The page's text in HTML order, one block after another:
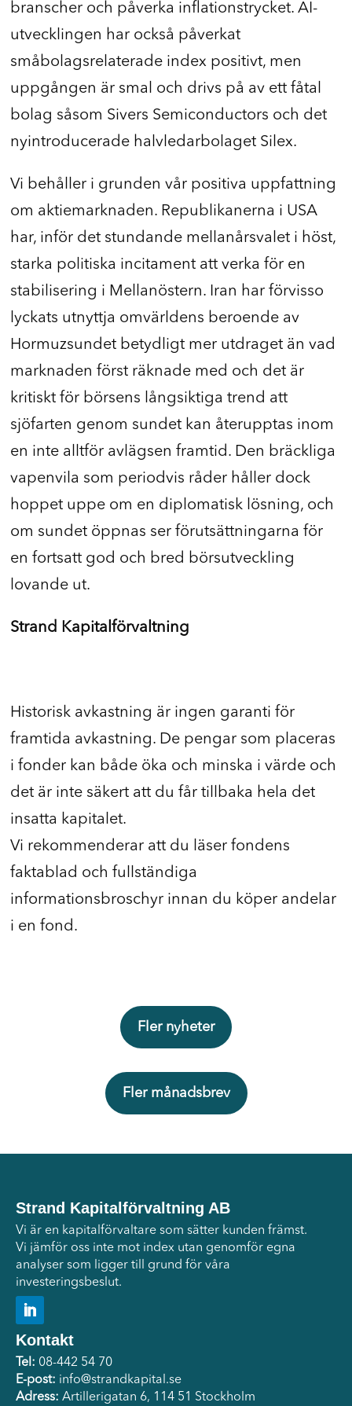
branscher och påverka inflationstrycket. AI-
utvecklingen har också påverkat
småbolagsrelaterade index positivt, men
uppgången är smal och drivs på av ett fåtal
bolag såsom Sivers Semiconductors och det
nyintroducerade halvledarbolaget Silex.
Vi behåller i grunden vår positiva uppfattning
om aktiemarknaden. Republikanerna i USA
har, inför det stundande mellanårsvalet i höst,
starka politiska incitament att verka för en
stabilisering i Mellanöstern. Iran har förvisso
lyckats utnyttja omvärldens beroende av
Hormuzsundet betydligt mer utdraget än vad
marknaden först räknade med och det är
kritiskt för börsens långsiktiga trend att
sjöfarten genom sundet kan återupptas inom
en inte alltför avlägsen framtid. Den bräckliga
vapenvila som periodvis råder håller dock
hoppet uppe om en diplomatisk lösning, och
om sundet öppnas ser förutsättningarna för
en fortsatt god och bred börsutveckling
lovande ut.
Strand Kapitalförvaltning
Historisk avkastning är ingen garanti för
framtida avkastning. De pengar som placeras
i fonder kan både öka och minska i värde och
det är inte säkert att du får tillbaka hela det
insatta kapitalet.
Vi rekommenderar att du läser fondens
faktablad och fullständiga
informationsbroschyr innan du köper andelar
i en fond.
Fler nyheter
Fler månadsbrev
Strand Kapitalförvaltning AB
Vi är en kapitalförvaltare som sätter kunden främst.
Vi jämför oss inte mot index utan genomför egna
analyser som ligger till grund för våra
investeringsbeslut.
Kontakt
Tel: 08-442 54 70
E-post: info@strandkapital.se
Adress: Artillerigatan 6, 114 51 Stockholm